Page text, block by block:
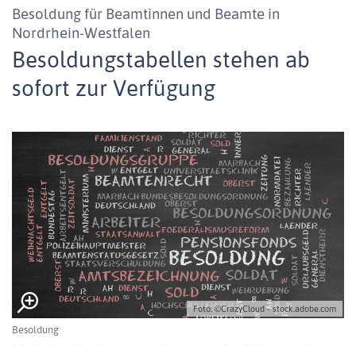
Besoldung für Beamtinnen und Beamte in
Nordrhein-Westfalen
Besoldungstabellen stehen ab
sofort zur Verfügung
Foto: ©CrazyCloud - stock.adobe.com
Besoldung